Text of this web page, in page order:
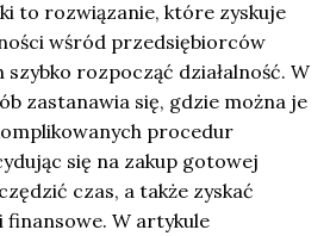
to rozwiązanie, które zyskuje
wśród przedsiębiorców
szybko rozpocząć działalność. W
zastanawia się, gdzie można je
procedur
się na zakup gotowej
czas, a także zyskać
W artykule